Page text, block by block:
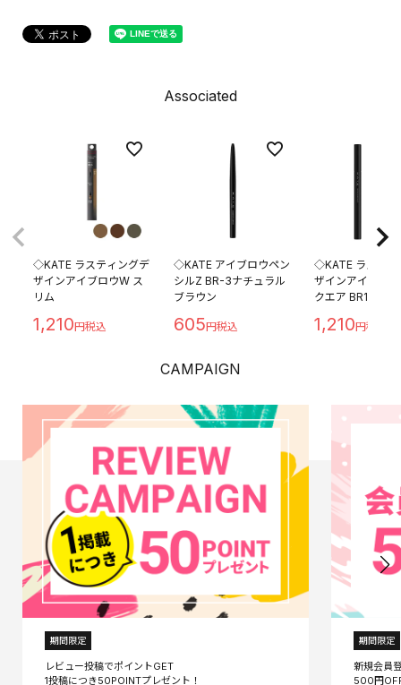
Associated
◇KATE ラスティングデ
ザインアイブロウW ス
リム
1,210
◇KATE アイブロウペン
シルZ BR-3ナチュラル
ブラウン
605
◇KATE ラスティ
ザインアイブロ
クエア BR1
1,210
CAMPAIGN
期間限定
レビュー投稿でポイントGET
1投稿につき50POINTプレゼント！
期間限定
新規会員
500円